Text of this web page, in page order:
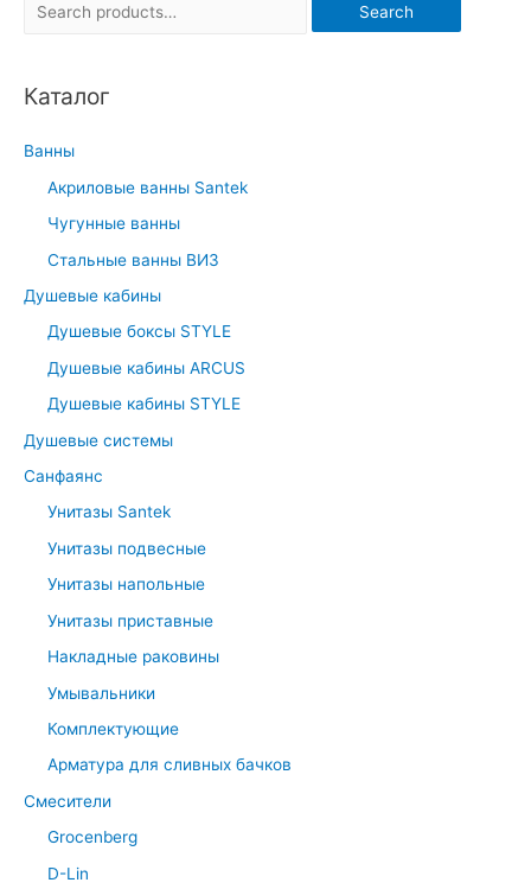
r
h
:
Search
Каталог
Ванны
Акриловые ванны Santek
Чугунные ванны
Стальные ванны ВИЗ
Душевые кабины
Душевые боксы STYLE
Душевые кабины ARCUS
Душевые кабины STYLE
Душевые системы
Санфаянс
Унитазы Santek
Унитазы подвесные
Унитазы напольные
Унитазы приставные
Накладные раковины
Умывальники
Комплектующие
Арматура для сливных бачков
Смесители
Grocenberg
D-Lin